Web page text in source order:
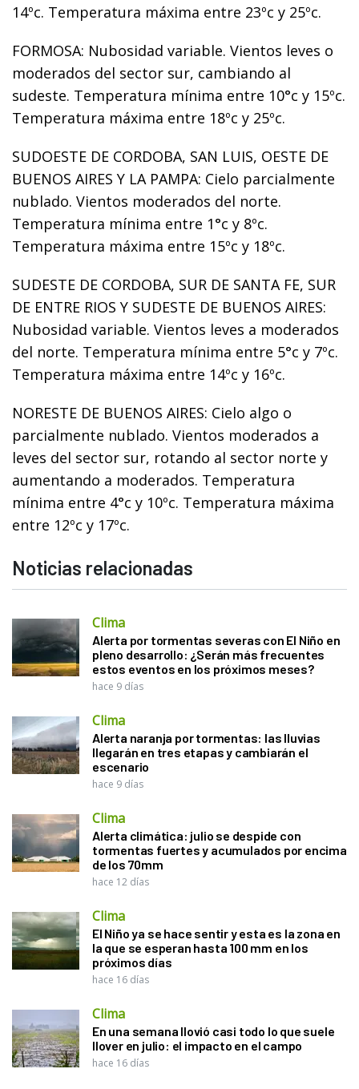
14ºc. Temperatura máxima entre 23ºc y 25ºc.
FORMOSA: Nubosidad variable. Vientos leves o
moderados del sector sur, cambiando al
sudeste. Temperatura mínima entre 10°c y 15ºc.
Temperatura máxima entre 18ºc y 25ºc.
SUDOESTE DE CORDOBA, SAN LUIS, OESTE DE
BUENOS AIRES Y LA PAMPA: Cielo parcialmente
nublado. Vientos moderados del norte.
Temperatura mínima entre 1°c y 8ºc.
Temperatura máxima entre 15ºc y 18ºc.
SUDESTE DE CORDOBA, SUR DE SANTA FE, SUR
DE ENTRE RIOS Y SUDESTE DE BUENOS AIRES:
Nubosidad variable. Vientos leves a moderados
del norte. Temperatura mínima entre 5°c y 7ºc.
Temperatura máxima entre 14ºc y 16ºc.
NORESTE DE BUENOS AIRES: Cielo algo o
parcialmente nublado. Vientos moderados a
leves del sector sur, rotando al sector norte y
aumentando a moderados. Temperatura
mínima entre 4°c y 10ºc. Temperatura máxima
entre 12ºc y 17ºc.
Noticias relacionadas
Clima
Alerta por tormentas severas con El Niño en
pleno desarrollo: ¿Serán más frecuentes
estos eventos en los próximos meses?
hace 9 días
Clima
Alerta naranja por tormentas: las lluvias
llegarán en tres etapas y cambiarán el
escenario
hace 9 días
Clima
Alerta climática: julio se despide con
tormentas fuertes y acumulados por encima
de los 70mm
hace 12 días
Clima
El Niño ya se hace sentir y esta es la zona en
la que se esperan hasta 100 mm en los
próximos días
hace 16 días
Clima
En una semana llovió casi todo lo que suele
llover en julio: el impacto en el campo
hace 16 días